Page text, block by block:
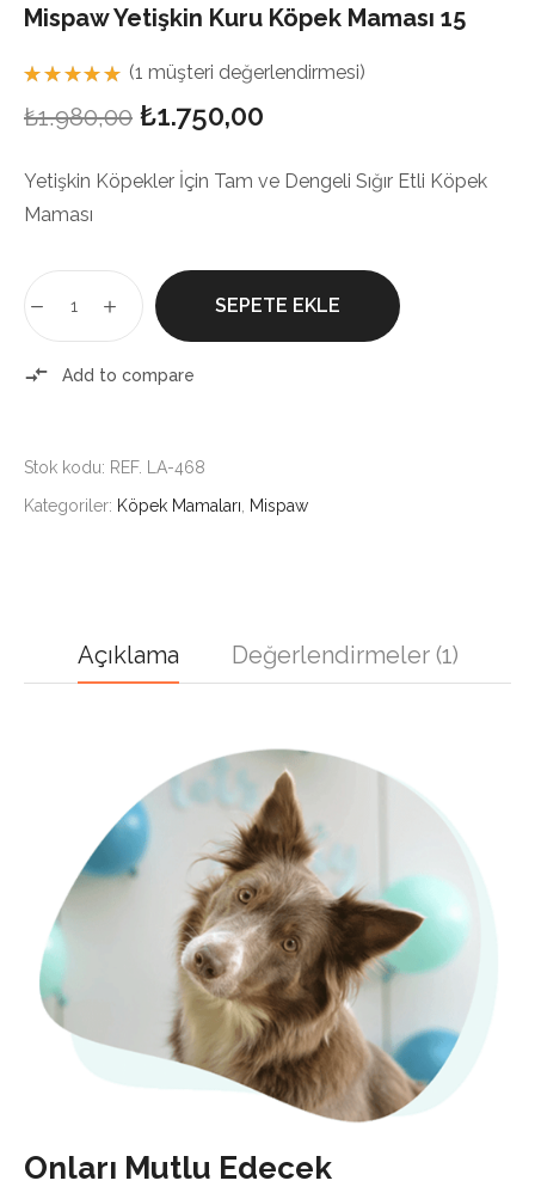
Mispaw Yetişkin Kuru Köpek Maması 15
puanına
dayanarak
5.00 puan
(1 müşteri değerlendirmesi)
₺1.980,00 Orijinal
fiyat:
₺1.750,00
andaki
₺1.750,00.
Yetişkin Köpekler İçin Tam ve Dengeli Sığır Etli Köpek
Maması
Yetişkin
Kuru
Köpek
adet
SEPETE EKLE
Add to compare
Stok kodu: REF. LA-468
Kategoriler: Köpek Mamaları Mispaw
Açıklama Değerlendirmeler (1)
Onları Mutlu Edecek